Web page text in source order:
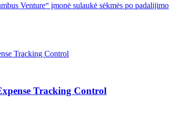
Venture“ įmonė sulaukė sėkmės po padalijimo
Tracking Control